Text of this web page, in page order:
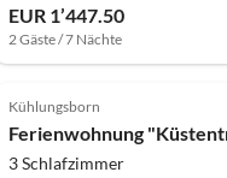
EUR 1’447.50
2 Gäste / 7 Nächte
Kühlungsborn
3 Schlafzimmer